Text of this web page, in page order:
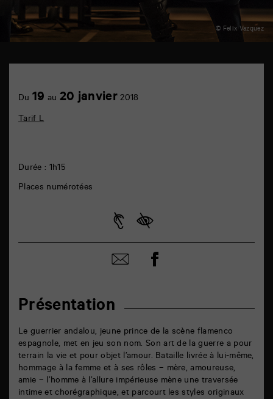
© Felix Vazquez
Présentation
Le guerrier andalou, jeune prince de la scène flamenco
espagnole, met en jeu son nom. Son art de la guerre a pour
terrain la vie et pour objet l’amour. Bataille livrée à lui-même,
hommage à la femme et à ses rôles – mère, amoureuse,
amie – l’homme à l’allure impérieuse mène une traversée
intime et chorégraphique, et parcourt les styles originaux
Achetez
en
Du 19 au 20 janvier 2018
Tarif L
Durée : 1h15
Places numérotées
Partager
par
Partager
sur